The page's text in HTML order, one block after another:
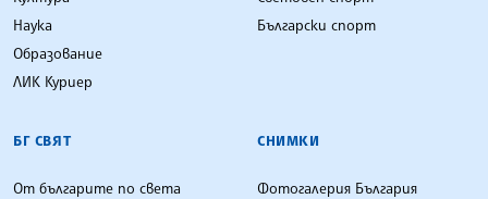
Наука
Образование
ЛИК Куриер
Български спорт
БГ СВЯТ
От българите по света
СНИМКИ
Фотогалерия България